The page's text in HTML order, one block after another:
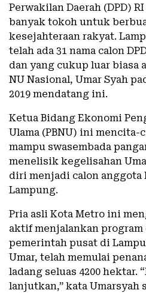
Perwakilan Daerah (DPD)
banyak tokoh untuk
kesejahteraan rakyat.
telah ada 31 nama calon
dan yang cukup luar biasa
NU Nasional, Umar Syah
2019 mendatang ini.
Ketua Bidang Ekonomi
Ulama (PBNU) ini mencita-
mampu swasembada
menelisik kegelisahan
diri menjadi calon anggota
Lampung.
Pria asli Kota Metro ini
aktif menjalankan program
pemerintah pusat di
Umar, telah memulai
ladang seluas 4200 hektar.
lanjutkan,” kata Umarsyah